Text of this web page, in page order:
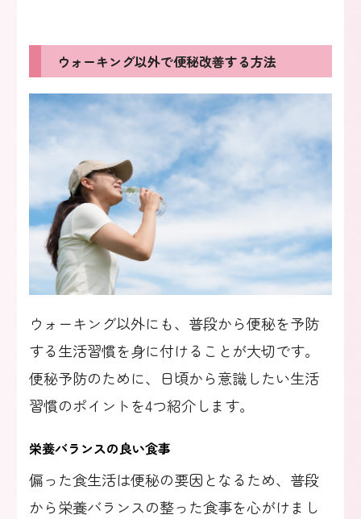
ウォーキング以外で便秘改善する方法
ウォーキング以外にも、普段から便秘を予防
する生活習慣を身に付けることが大切です。
便秘予防のために、日頃から意識したい生活
習慣のポイントを4つ紹介します。
栄養バランスの良い食事
偏った食生活は便秘の要因となるため、普段
から栄養バランスの整った食事を心がけまし